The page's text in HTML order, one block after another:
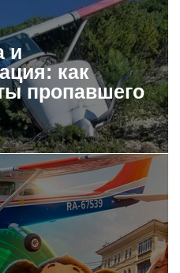
и
как
пропавшего